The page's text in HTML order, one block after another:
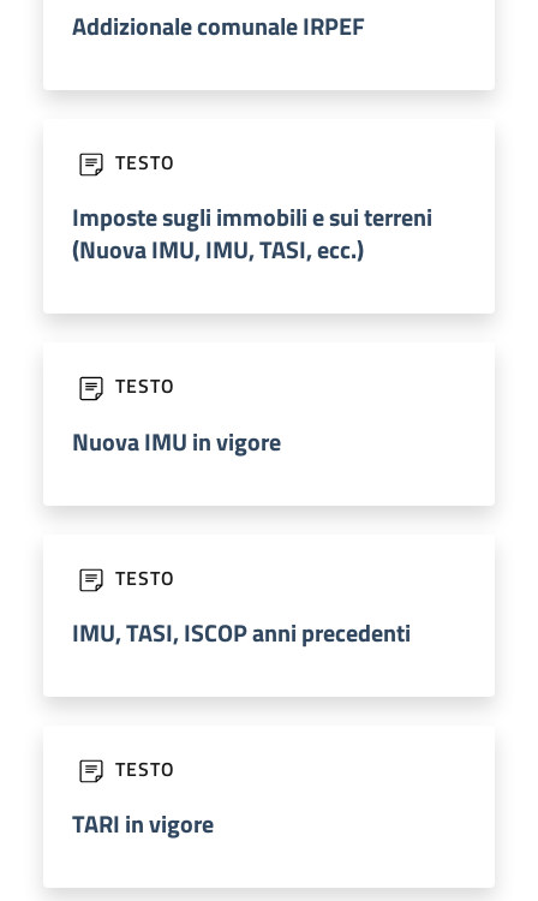
Addizionale comunale IRPEF
TESTO
Imposte sugli immobili e sui terreni
(Nuova IMU, IMU, TASI, ecc.)
TESTO
Nuova IMU in vigore
TESTO
IMU, TASI, ISCOP anni precedenti
TESTO
TARI in vigore